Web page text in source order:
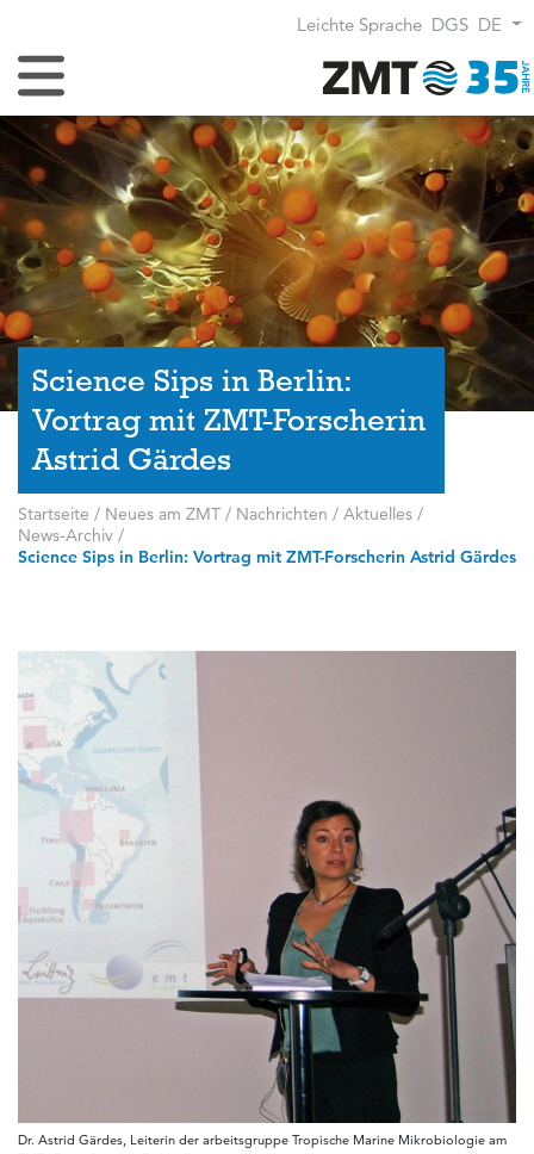
Leichte Sprache DGS DE
Navigation umschalten
Science Sips in Berlin:
Vortrag mit ZMT-Forscherin
Astrid Gärdes
Startseite / Neues am ZMT / Nachrichten / Aktuelles /
News-Archiv /
Science Sips in Berlin: Vortrag mit ZMT-Forscherin Astrid Gärdes
Dr. Astrid Gärdes, Leiterin der arbeitsgruppe Tropische Marine Mikrobiologie am